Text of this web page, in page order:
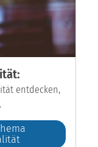
entdecken,